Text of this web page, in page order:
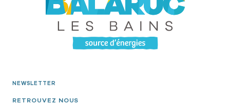
NEWSLETTER
RETROUVEZ NOUS